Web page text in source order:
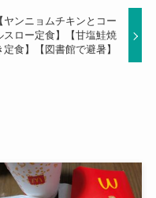
【ヤンニョムチキンとコー
スロー定食】【甘塩鮭焼
定食】【図書館で避暑】